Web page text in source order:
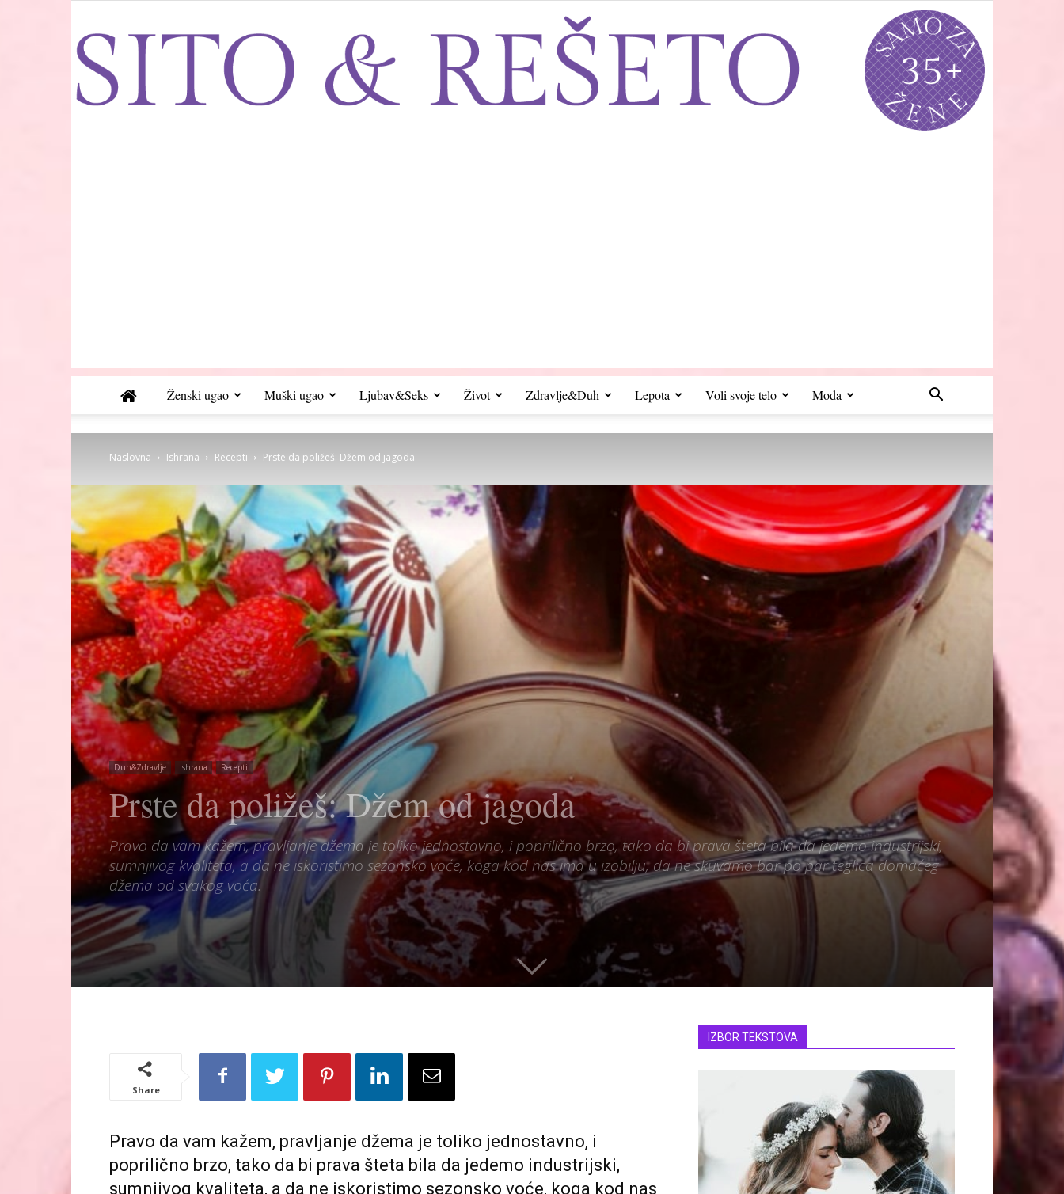
Ženski ugao Muški ugao Ljubav&Seks Život Zdravlje&Duh Lepota Voli svoje telo Moda
Naslovna Ishrana Recepti Prste da poližeš: Džem od jagoda
Duh&Zdravlje Ishrana Recepti
Prste da poližeš: Džem od jagoda
Pravo da vam kažem, pravljanje džema je toliko jednostavno, i poprilično brzo, tako da bi prava šteta bila da jedemo industrijski,
sumnjivog kvaliteta, a da ne iskoristimo sezonsko voće, koga kod nas ima u izobilju, da ne skuvamo bar po par teglica domaćeg
džema od svakog voća.
Share
Pravo da vam kažem, pravljanje džema je toliko jednostavno, i
poprilično brzo, tako da bi prava šteta bila da jedemo industrijski,
sumnjivog kvaliteta, a da ne iskoristimo sezonsko voće, koga kod nas
IZBOR TEKSTOVA